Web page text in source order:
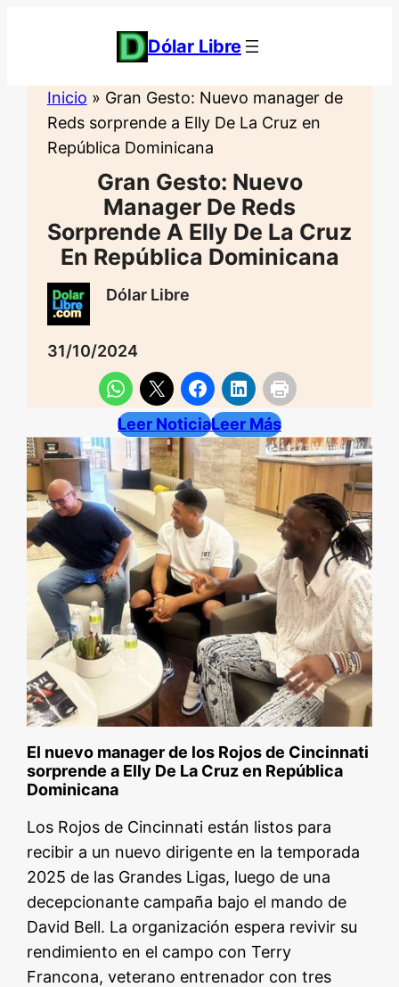
Dólar Libre
Inicio » Gran Gesto: Nuevo manager de
Reds sorprende a Elly De La Cruz en
República Dominicana
Gran Gesto: Nuevo
Manager De Reds
Sorprende A Elly De La Cruz
En República Dominicana
Dólar Libre
31/10/2024
Leer NoticiaLeer Más
El nuevo manager de los Rojos de Cincinnati
sorprende a Elly De La Cruz en República
Dominicana
Los Rojos de Cincinnati están listos para
recibir a un nuevo dirigente en la temporada
2025 de las Grandes Ligas, luego de una
decepcionante campaña bajo el mando de
David Bell. La organización espera revivir su
rendimiento en el campo con Terry
Francona, veterano entrenador con tres